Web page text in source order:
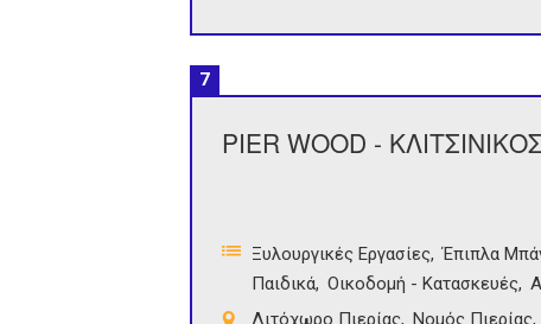
7
PIER WOOD -
Ξυλουργικές Εργασίες Έπιπλα
Παιδικά Οικοδομή - Κατασκευές
Λιτόχωρο Πιερίας
Νομός Πιερίας